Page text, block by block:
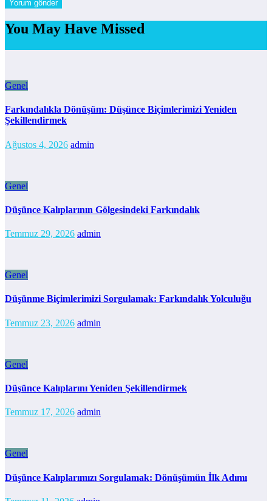
You May Have Missed
Genel
Farkındalıkla Dönüşüm: Düşünce Biçimlerimizi Yeniden
Şekillendirmek
Ağustos 4, 2026 admin
Genel
Düşünce Kalıplarının Gölgesindeki Farkındalık
Temmuz 29, 2026 admin
Genel
Düşünme Biçimlerimizi Sorgulamak: Farkındalık Yolculuğu
Temmuz 23, 2026 admin
Genel
Düşünce Kalıplarını Yeniden Şekillendirmek
Temmuz 17, 2026 admin
Genel
Düşünce Kalıplarımızı Sorgulamak: Dönüşümün İlk Adımı